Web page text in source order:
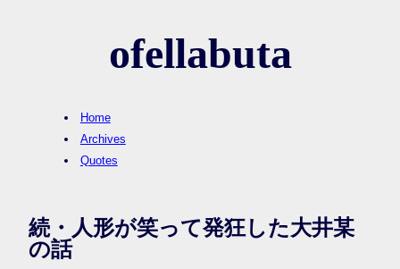
ofellabuta
Home
Archives
Quotes
続・人形が笑って発狂した大井某
の話